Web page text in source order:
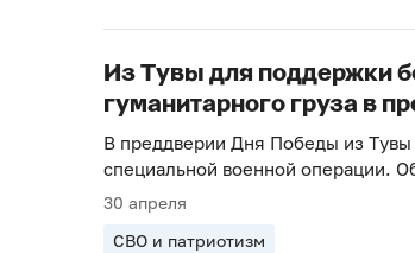
Из Тувы для поддержки
гуманитарного груза в
В преддверии Дня Победы из Тувы
специальной военной операции.
30 апреля
СВО и патриотизм